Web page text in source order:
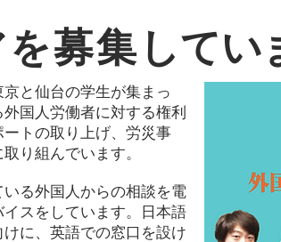
募集 してい
と仙台の学生が集まっ
国人労働者に対する権利
トの取り上げ、労災事
り組んでいます。
る外国人からの相談を電
スをしています。日本語
に、英語での窓口を設け